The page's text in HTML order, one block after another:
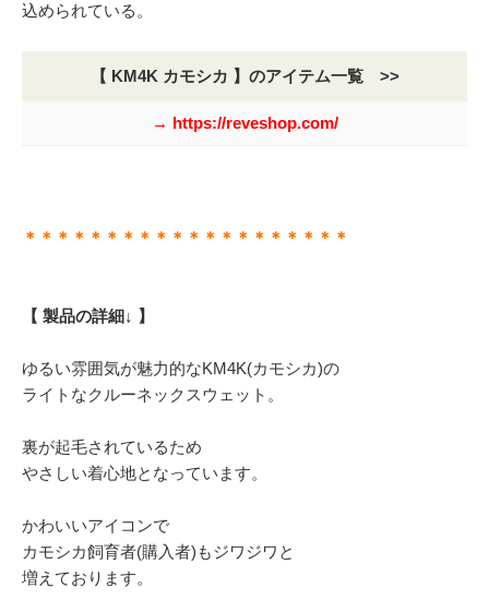
込められている。
【 KM4K カモシカ 】のアイテム一覧 >>
→ https://reveshop.com/
＊＊＊＊＊＊＊＊＊＊＊＊＊＊＊＊＊＊＊＊
【 製品の詳細↓ 】
ゆるい雰囲気が魅力的なKM4K(カモシカ)の
ライトなクルーネックスウェット。
裏が起毛されているため
やさしい着心地となっています。
かわいいアイコンで
カモシカ飼育者(購入者)もジワジワと
増えております。